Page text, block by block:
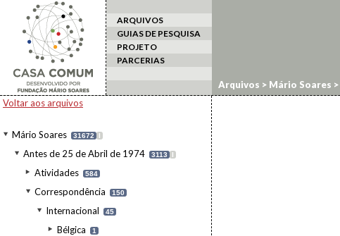
ARQUIVOS
GUIAS DE PESQUISA
PROJETO
PARCERIAS
Voltar aos arquivos
Mário Soares 31672 I
Antes de 25 de Abril de 1974 3113 I
Atividades 584
Correspondência 150
Internacional 45
Bélgica 1
Arquivos > Mário Soares >